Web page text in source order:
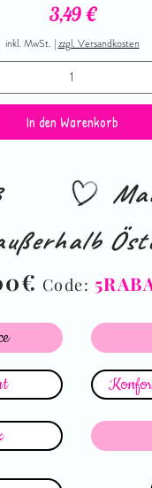
Preis
3,49 €
inkl. MwSt. |zzgl. Versandkosten
In den Warenkorb
Code: